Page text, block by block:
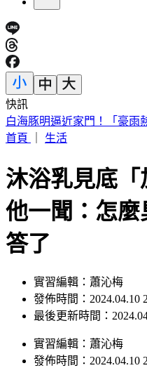
快訊
故宮南院小編爆紅！超有哏
首頁
生活
沐浴乳見底「
他一聞：怎
答了
實習編輯：蕭沁梅
發佈時間：2024.04.10
最後更新時間：
實習編輯 ： 蕭沁梅
發佈時間： 2024.04.10